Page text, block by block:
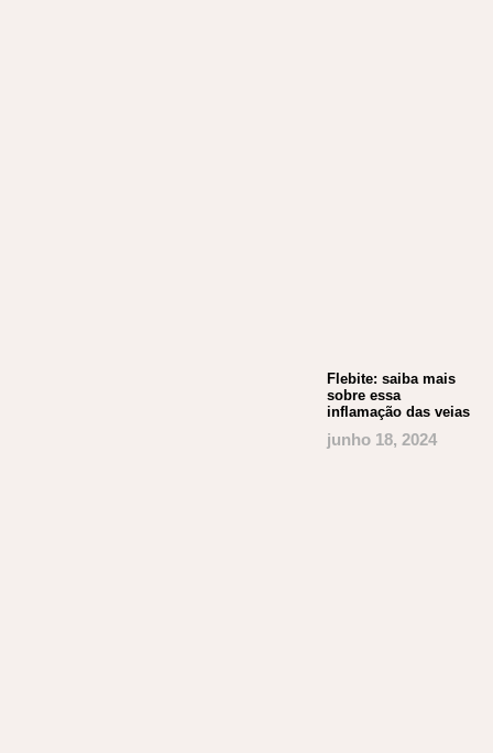
Flebite: saiba mais
sobre essa
inflamação das veias
junho 18, 2024